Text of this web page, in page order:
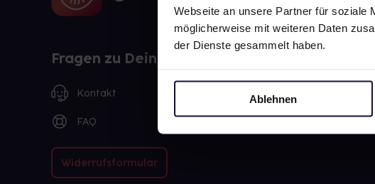
Webseite an unsere Partner für soziale
möglicherweise mit weiteren Daten
der Dienste gesammelt haben.
Ablehnen
Fragen zu Deiner Bestellung?
Kontakt
FAQ
Widerrufsformular